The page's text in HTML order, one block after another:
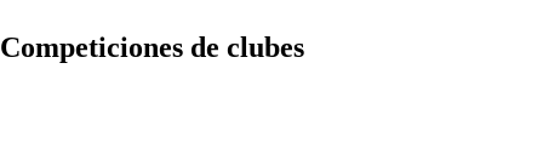
Competiciones de clubes